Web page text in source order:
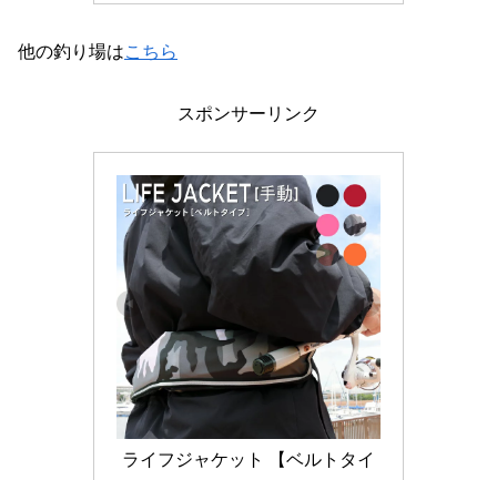
他の釣り場はこちら
スポンサーリンク
ライフジャケット 【ベルトタイ